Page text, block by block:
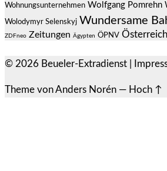
Wohnungsunternehmen Wolfgang Pomrehn
Wolodymyr Selenskyj Wundersame
ZDFneo Zeitungen Ägypten ÖPNV Österreich
© 2026 Beueler-Extradienst
Theme vonAnders Norén — Hoch ↑